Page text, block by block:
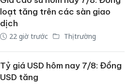
loạt tăng trên các sàn giao
dịch
22 giờ trước Thị trường
Tỷ giá USD hôm nay 7/8: Đồng
USD tăng